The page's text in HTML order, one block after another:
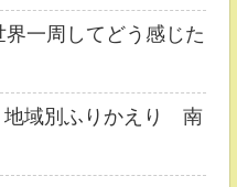
一周してどう感じた
域別ふりかえり 南